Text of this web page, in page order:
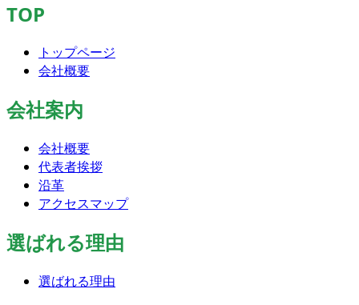
TOP
トップページ
会社概要
会社案内
会社概要
代表者挨拶
沿革
アクセスマップ
選ばれる理由
選ばれる理由